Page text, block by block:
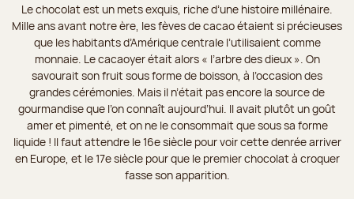
Le chocolat est un mets exquis, riche d’une histoire millénaire.
Mille ans avant notre ère, les fèves de cacao étaient si précieuses
que les habitants d’Amérique centrale l’utilisaient comme
monnaie. Le cacaoyer était alors « l’arbre des dieux ». On
savourait son fruit sous forme de boisson, à l’occasion des
grandes cérémonies. Mais il n’était pas encore la source de
gourmandise que l’on connaît aujourd’hui. Il avait plutôt un goût
amer et pimenté, et on ne le consommait que sous sa forme
liquide ! Il faut attendre le 16e siècle pour voir cette denrée arriver
en Europe, et le 17e siècle pour que le premier chocolat à croquer
fasse son apparition.